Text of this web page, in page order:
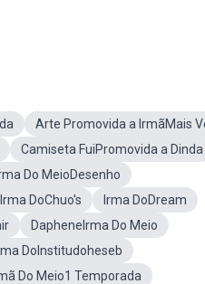
Arte Promovida a IrmãMais
Camiseta FuiPromovida a Dinda
Do MeioDesenho
Irma DoChuo's
Irma DoDream
DapheneIrma Do Meio
DoInstitudoheseb
Do Meio1 Temporada